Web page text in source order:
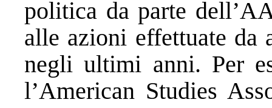
politica da parte
alle azioni effettuate da
negli ultimi anni. Per
l’American Studies